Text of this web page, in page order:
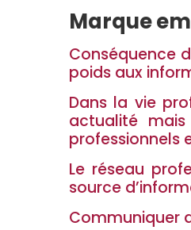
Marque
Conséquence
poids aux
Dans la vie
actualité
professionnels
Le réseau
source
Communiquer